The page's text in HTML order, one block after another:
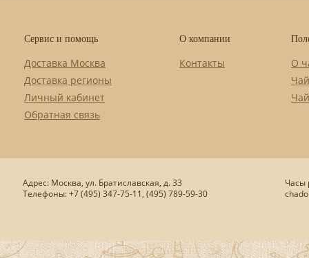
Сервис и помощь
Доставка Москва
Доставка регионы
Личный кабинет
Обратная связь
О компании
Контакты
О
Адрес: Москва, ул. Братиславская, д. 33
Телефоны: +7 (495) 347-75-11, (495) 789-59-30
Часы